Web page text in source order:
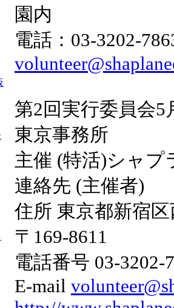
園内
電話：03-3202-
第2回実行委員会5
東京事務所
主催 (特活)シャプ
連絡先 (主催者)
住所 東京都新宿
〒169-8611
電話番号 03-3202-
E-mail